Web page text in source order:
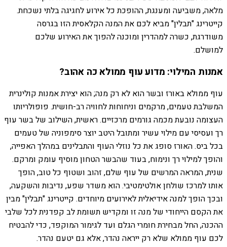
מלאה, משביעה ומענגת, ההופכת כל אירוע לחגיגה בלתי נשכחת.
קייטרינג "תבלין" מביא לכם את המנה הקלאסית הזו בגרסה
משודרגת, כשרה למהדרין ומוכנה להפוך את האירוע שלכם
למושלם.
אמנות המילוי: מדוע עוף ממולא כה אהוב?
עוף ממולא באורז ובשר הוא לא רק מנה; הוא יצירת אמנות קולינרית
המשלבת טעמים, מרקמים וניחוחות לחוויה רב-חושית. פופולריותו
העצומה נובעת מכמה גורמים מרכזיים. ראשית, השילוב של בשר עוף
רך ועסיסי עם מילוי עשיר ומתובל היטב יוצר סימפוניה של טעמים
בכל ביס. האורז סופג את כל נוזלי העוף והתבלינים במהלך האפייה,
והופך למילוי רך ונימוח, בעוד שהבשר הטחון מוסיף עומק ומרקם.
שנית, המראה המרשים של עוף שלם, זהוב ושטוף כל טוב, הופך
אותו למרכז שולחן אולטימטיבי. הוא משדר שפע, נדיבות והשקעה,
ובכך הופך למנה אידיאלית לאירועים מיוחדים. קייטרינג "תבלין" מבין
את הקסם הייחודי של מנה זו ומקדיש תשומת לב קפדנית לכל שלבי
ההכנה, החל מבחירת חומרי הגלם ועד לגימור המוקפד, כדי להבטיח
לכם עוף ממולא שלא רק ייראה נהדר, אלא גם יטעם נהדר.